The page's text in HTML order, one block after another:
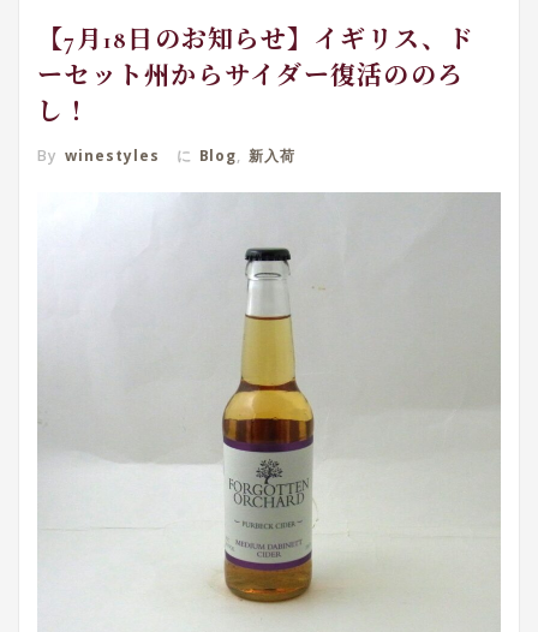
【7月18日のお知らせ】イギリス、ド
ーセット州からサイダー復活ののろ
し！
By winestyles に Blog, 新入荷